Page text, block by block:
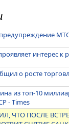
интерес
о росте
из топ-10
- Times
ЧТО ПОСЛЕ